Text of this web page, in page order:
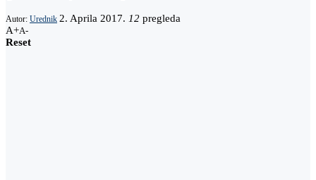
Autor: Urednik 2. Aprila 2017. 12 pregleda
A+A-
Reset